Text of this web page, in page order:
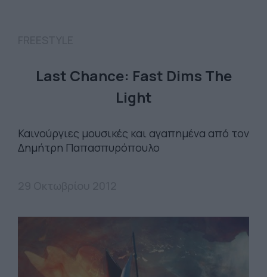
Last Chance: Fast Dims The
Light
Καινούργιες μουσικές και αγαπημένα από τον
Δημήτρη Παπασπυρόπουλο